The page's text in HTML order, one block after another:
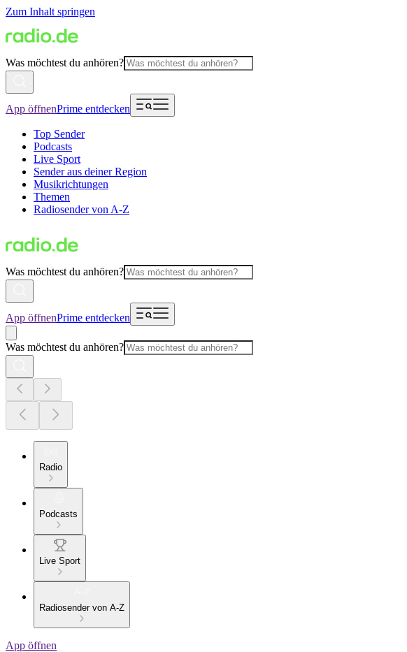
Zum Inhalt springen
Was möchtest du anhören?
App öffnenPrime entdecken
Top Sender
Podcasts
Live Sport
Sender aus deiner Region
Musikrichtungen
Themen
Radiosender von A-Z
Was möchtest du anhören?
App öffnenPrime entdecken
Was möchtest du anhören?
Radio
Podcasts
Live Sport
Radiosender von A-Z
App öffnen